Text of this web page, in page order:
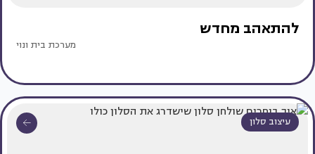
להתאהב מחדש
מערכת בית ונוי
עיצוב סלון